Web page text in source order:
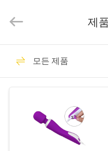
제
2021
CO.,LTD..
Ｇ스폿
제
모든 제품